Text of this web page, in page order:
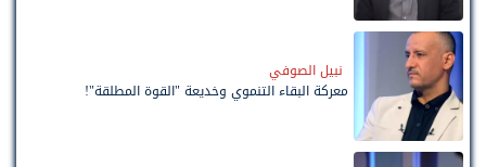
نبيل الصوفي
معركة البقاء التنموي وخديعة "القوة المطلقة"!